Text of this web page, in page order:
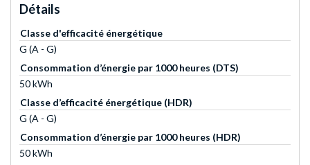
Détails
Classe d'efficacité énergétique
G (A - G)
Consommation d’énergie par 1000 heures (DTS)
50 kWh
Classe d’efficacité énergétique (HDR)
G (A - G)
Consommation d’énergie par 1000 heures (HDR)
50 kWh